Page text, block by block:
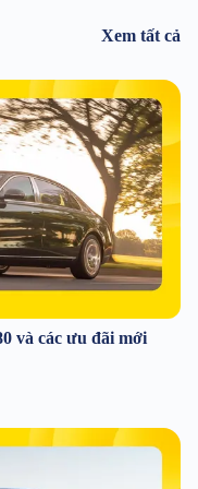
Xem tất cả
và các ưu đãi mới